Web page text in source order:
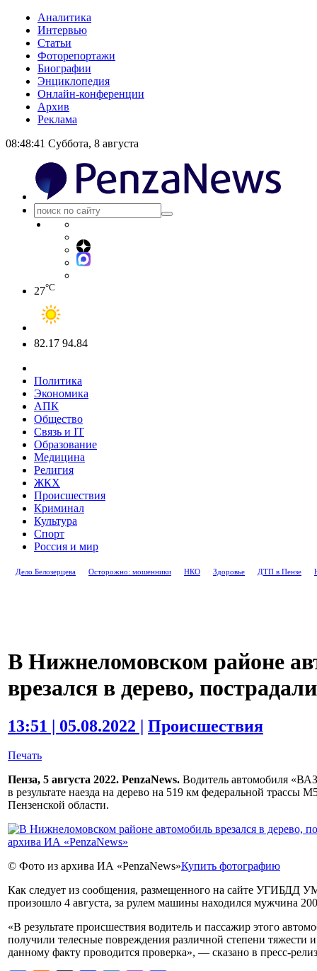
Аналитика
Интервью
Статьи
Фоторепортажи
Биографии
Энциклопедия
Онлайн-конференции
Архив
Реклама
08:48:42 Суббота, 8 августа
27°C
82.17 94.84
Политика
Экономика
АПК
Общество
Связь и IT
Образование
Медицина
Религия
ЖКХ
Происшествия
Криминал
Культура
Спорт
Россия и мир
Дело Белозерцева Осторожно: мошенники НКО Здоровье ДТП в Пензе
В Нижнеломовском районе
врезался в дерево,
13:51 | 05.08.2022 | Происшествия
Печать
Пенза, 5 августа 2022. PenzaNews. Водитель автомобиля
в результате наезда на дерево на 519 км федеральной
Пензенской области.
© Фото из архива ИА «PenzaNews»Купить фотографию
Как следует из сообщения, размещенного на сайте УГИБДД
произошло 4 августа, за рулем машины находился мужчина
«В результате происшествия водитель и пассажир этого
получили телесные повреждения различной степени тяжести
данному факту проводится проверка», — сказано в пресс-